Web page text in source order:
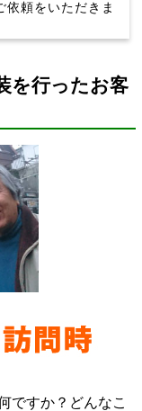
依頼をいただきま
を行ったお客
ですか？どんなこ